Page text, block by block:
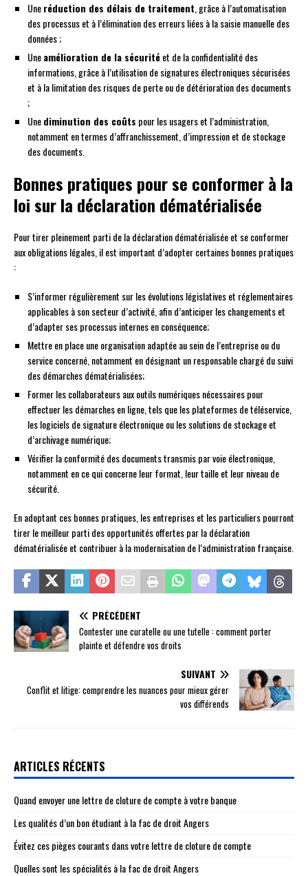
Uneréduction des délais de traitement, grâce à l’automatisation
des processus et à l’élimination des erreurs liées à la saisie manuelle des
données ;
Uneamélioration de la sécuritéet de la confidentialité des
informations, grâce à l’utilisation de signatures électroniques sécurisées
et à la limitation des risques de perte ou de détérioration des documents
;
Unediminution des coûts pour les usagers et l’administration,
notamment en termes d’affranchissement, d’impression et de stockage
des documents.
Bonnes pratiques pour se conformer à la
loi sur la déclaration dématérialisée
Pour tirer pleinement parti de la déclaration dématérialisée et se conformer
aux obligations légales, il est important d’adopter certaines bonnes pratiques
:
S’informer régulièrement sur les évolutions législatives et réglementaires
applicables à son secteur d’activité, afin d’anticiper les changements et
d’adapter ses processus internes en conséquence;
Mettre en place une organisation adaptée au sein de l’entreprise ou du
service concerné, notamment en désignant un responsable chargé du suivi
des démarches dématérialisées;
Former les collaborateurs aux outils numériques nécessaires pour
effectuer les démarches en ligne, tels que les plateformes de téléservice,
les logiciels de signature électronique ou les solutions de stockage et
d’archivage numérique;
Vérifier la conformité des documents transmis par voie électronique,
notamment en ce qui concerne leur format, leur taille et leur niveau de
sécurité.
En adoptant ces bonnes pratiques, les entreprises et les particuliers pourront
tirer le meilleur parti des opportunités offertes par la déclaration
dématérialisée et contribuer à la modernisation de l’administration française.
PRÉCÉDENT
Contester une curatelle ou une tutelle : comment porter
plainte et défendre vos droits
SUIVANT
Conflit et litige: comprendre les nuances pour mieux gérer
vos différends
ARTICLES RÉCENTS
Quand envoyer une lettre de cloture de compte à votre banque
Les qualités d’un bon étudiant à la fac de droit Angers
Évitez ces pièges courants dans votre lettre de cloture de compte
Quelles sont les spécialités à la fac de droit Angers